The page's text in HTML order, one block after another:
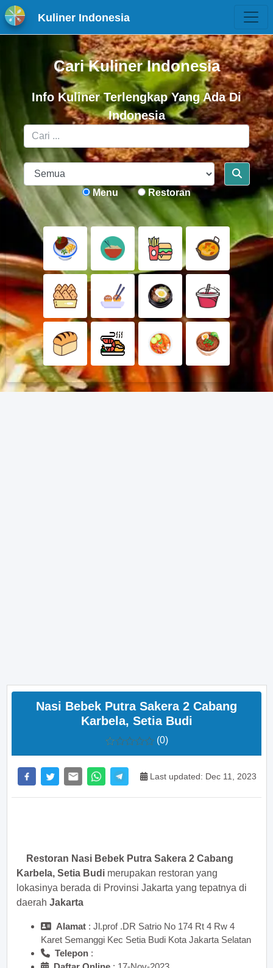
Kuliner Indonesia
Cari Kuliner Indonesia
Info Kuliner Terlengkap Yang Ada Di
Indonesia
Menu Restoran
Nasi Bebek Putra Sakera 2 Cabang
Karbela, Setia Budi
(0)
Last updated: Dec 11, 2023
Restoran Nasi Bebek Putra Sakera 2 Cabang
Karbela, Setia Budi merupakan restoran yang
lokasinya berada di Provinsi Jakarta yang tepatnya di
daerah Jakarta
Alamat : Jl.prof .DR Satrio No 174 Rt 4 Rw 4
Karet Semanggi Kec Setia Budi Kota Jakarta Selatan
Telepon :